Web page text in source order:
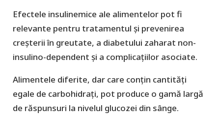
Efectele insulinemice ale alimentelor pot fi
relevante pentru tratamentul și prevenirea
creșterii în greutate, a diabetului zaharat non-
insulino-dependent și a complicațiilor asociate.
Alimentele diferite, dar care conțin cantități
egale de carbohidrați, pot produce o gamă largă
de răspunsuri la nivelul glucozei din sânge.